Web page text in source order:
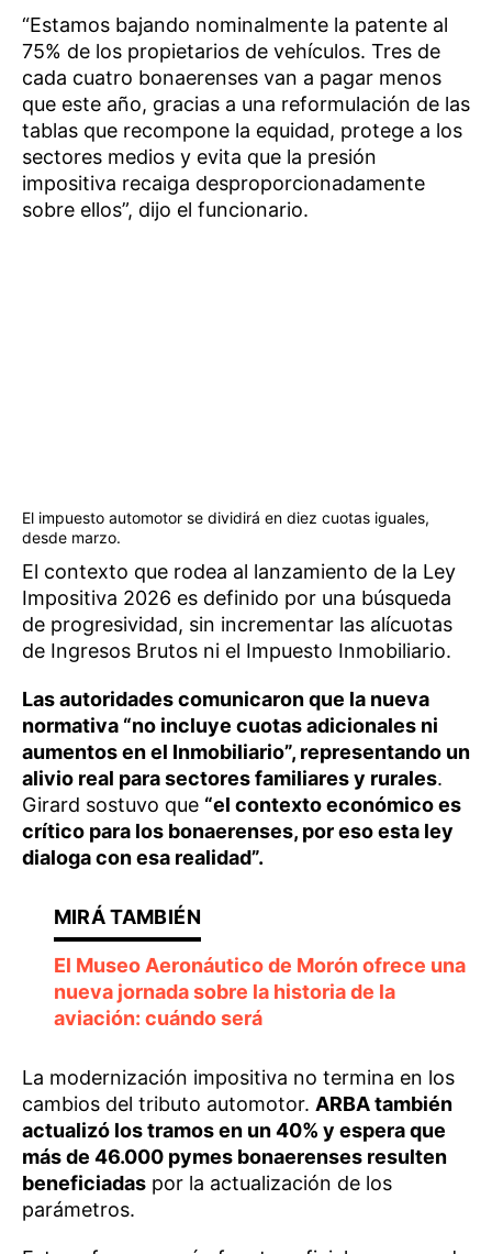
“Estamos bajando nominalmente la patente al
75% de los propietarios de vehículos. Tres de
cada cuatro bonaerenses van a pagar menos
que este año, gracias a una reformulación de las
tablas que recompone la equidad, protege a los
sectores medios y evita que la presión
impositiva recaiga desproporcionadamente
sobre ellos”, dijo el funcionario.
El impuesto automotor se dividirá en diez cuotas iguales,
desde marzo.
El contexto que rodea al lanzamiento de la Ley
Impositiva 2026 es definido por una búsqueda
de progresividad, sin incrementar las alícuotas
de Ingresos Brutos ni el Impuesto Inmobiliario.
Las autoridades comunicaron que la nueva
normativa “no incluye cuotas adicionales ni
aumentos en el Inmobiliario”, representando un
alivio real para sectores familiares y rurales.
Girard sostuvo que “el contexto económico es
crítico para los bonaerenses, por eso esta ley
dialoga con esa realidad”.
El Museo Aeronáutico de Morón ofrece una
nueva jornada sobre la historia de la
aviación: cuándo será
La modernización impositiva no termina en los
cambios del tributo automotor. ARBA también
actualizó los tramos en un 40% y espera que
más de 46.000 pymes bonaerenses resulten
beneficiadas por la actualización de los
parámetros.